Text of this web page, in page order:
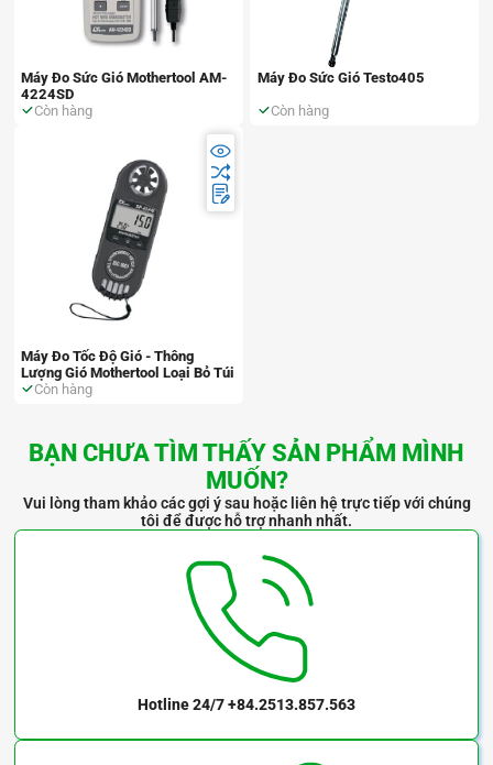
Máy Đo Sức Gió Mothertool AM-
4224SD
Còn hàng
Máy Đo Sức Gió Testo405
Còn hàng
Máy Đo Tốc Độ Gió - Thông
Lượng Gió Mothertool Loại Bỏ Túi
Còn hàng
BẠN CHƯA TÌM THẤY SẢN PHẨM MÌNH
MUỐN?
Vui lòng tham khảo các gợi ý sau hoặc liên hệ trực tiếp với chúng
tôi để được hỗ trợ nhanh nhất.
Hotline 24/7+84.2513.857.563